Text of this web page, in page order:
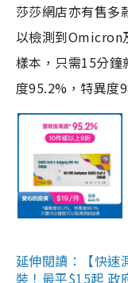
莎莎網店亦有售多
以檢測到Omicron
樣本，只需15分
度95.2%，特異度
延伸閱讀：【快速
裝！最平$15起 政